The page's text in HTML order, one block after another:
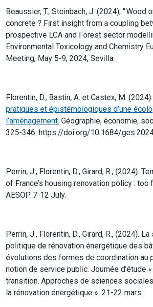
Beaussier, T., Steinbach, J. (2024), “ Wood
concrete ? First insight from a coupling
prospective LCA and Forest sector
Environmental Toxicology and Chemistry
Meeting, May 5-9, 2024, Sevilla.
Florentin, D., Bastin, A. et Castex, M. (2024).
pratiques et épistémologiques d’une
l’aménagement. Géographie, économie,
325-346. https://doi.org/10.1684/
Perrin, J., Florentin, D., Girard, R., (2024).
of France’s housing renovation policy : too
AESOP. 7-12 July.
Perrin, J., Florentin, D., Girard, R., (2024).
politique de rénovation énergétique des
évolutions des formes de coordination au
notion de service public. Journée d’étude
transition. Approches de sciences
la rénovation énergétique ». 21-22 mars.